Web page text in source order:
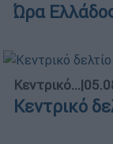
Ώρα
Κεντρικό...|
Κεντρικό